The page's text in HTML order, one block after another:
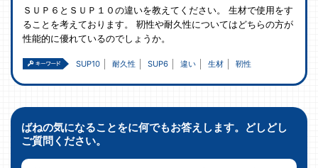
ＳＵＰ６とＳＵＰ１０の違いを教えてください。 生材で使用をす
ることを考えております。 靭性や耐久性についてはどちらの方が
性能的に優れているのでしょうか。
SUP10 耐久性 SUP6 違い 生材 靭性
ばねの気になることをに何でもお答えします。どしどし
ご質問ください。